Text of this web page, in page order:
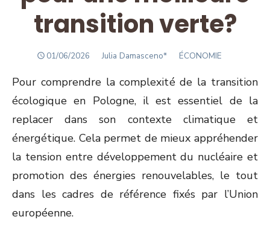
transition verte?
POSTED
01/06/2026 Author
Julia Damasceno* ÉCONOMIE
Pour comprendre la complexité de la transition
écologique en Pologne, il est essentiel de la
replacer dans son contexte climatique et
énergétique. Cela permet de mieux appréhender
la tension entre développement du nucléaire et
promotion des énergies renouvelables, le tout
dans les cadres de référence fixés par l’Union
européenne.